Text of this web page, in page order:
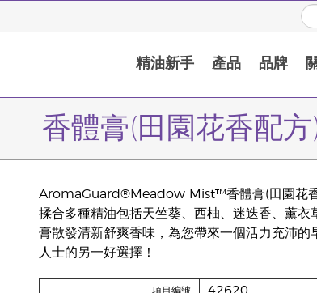
精油新手 產品 品牌
香體膏(田園花香配方
AromaGuard®Meadow Mist™香體膏(田園花香
揉合多種精油包括天竺葵、西柚、迷迭香、薰
膏散發清新舒爽香味，為您帶來一個活力充沛
人士的另一好選擇！
項目編號